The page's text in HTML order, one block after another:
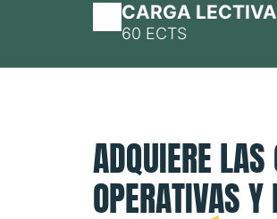
CARGA LECTIVA
60 ECTS
ADQUIERE
OPERATIVAS Y